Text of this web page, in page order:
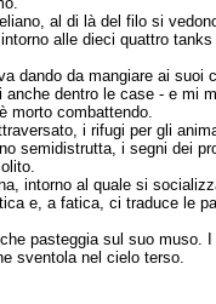
al di là del filo si
alle dieci quattro
dando da mangiare ai
dentro le case - e
morto combattendo.
i rifugi per gli
semidistrutta, i segni dei
intorno al quale si
e, a fatica, ci traduce le
pasteggia sul suo
sventola nel cielo terso.